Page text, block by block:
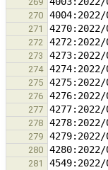
270
271
272
273
274
275
276
277
278
279
280
281